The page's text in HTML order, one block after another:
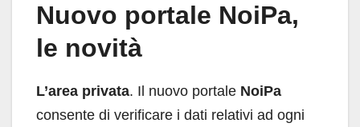
Nuovo portale NoiPa,
le novità
L’area privata. Il nuovo portale NoiPa
consente di verificare i dati relativi ad ogni